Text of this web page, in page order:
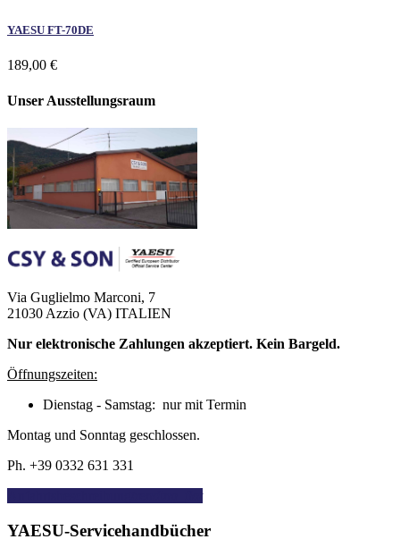
YAESU FT-70DE
189,00 €
Unser Ausstellungsraum
Via Guglielmo Marconi, 7
21030 Azzio (VA) ITALIEN
Nur elektronische Zahlungen akzeptiert. Kein Bargeld.
Öffnungszeiten:
Dienstag - Samstag: nur mit Termin
Montag und Sonntag geschlossen.
Ph. +39 0332 631 331
YAESU-Servicehandbücher